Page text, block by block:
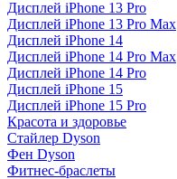
Дисплей iPhone 13 Pro
Дисплей iPhone 13 Pro Max
Дисплей iPhone 14
Дисплей iPhone 14 Pro Max
Дисплей iPhone 14 Pro
Дисплей iPhone 15
Дисплей iPhone 15 Pro
Красота и здоровье
Стайлер Dyson
Фен Dyson
Фитнес-браслеты